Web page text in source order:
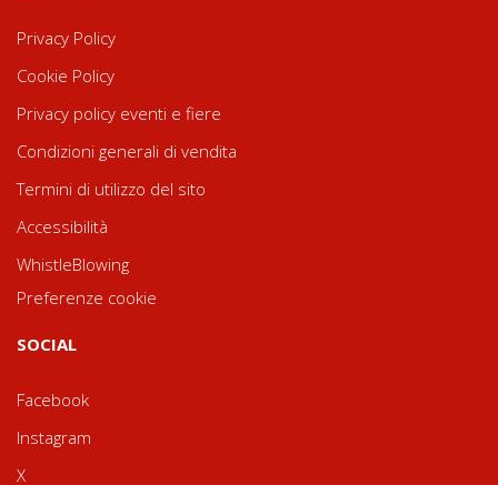
Privacy Policy
Cookie Policy
Privacy policy eventi e fiere
Condizioni generali di vendita
Termini di utilizzo del sito
Accessibilità
WhistleBlowing
Preferenze cookie
SOCIAL
Facebook
Instagram
X